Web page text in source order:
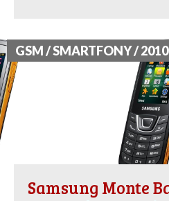
GSM / SMARTFONY /
Samsung Monte